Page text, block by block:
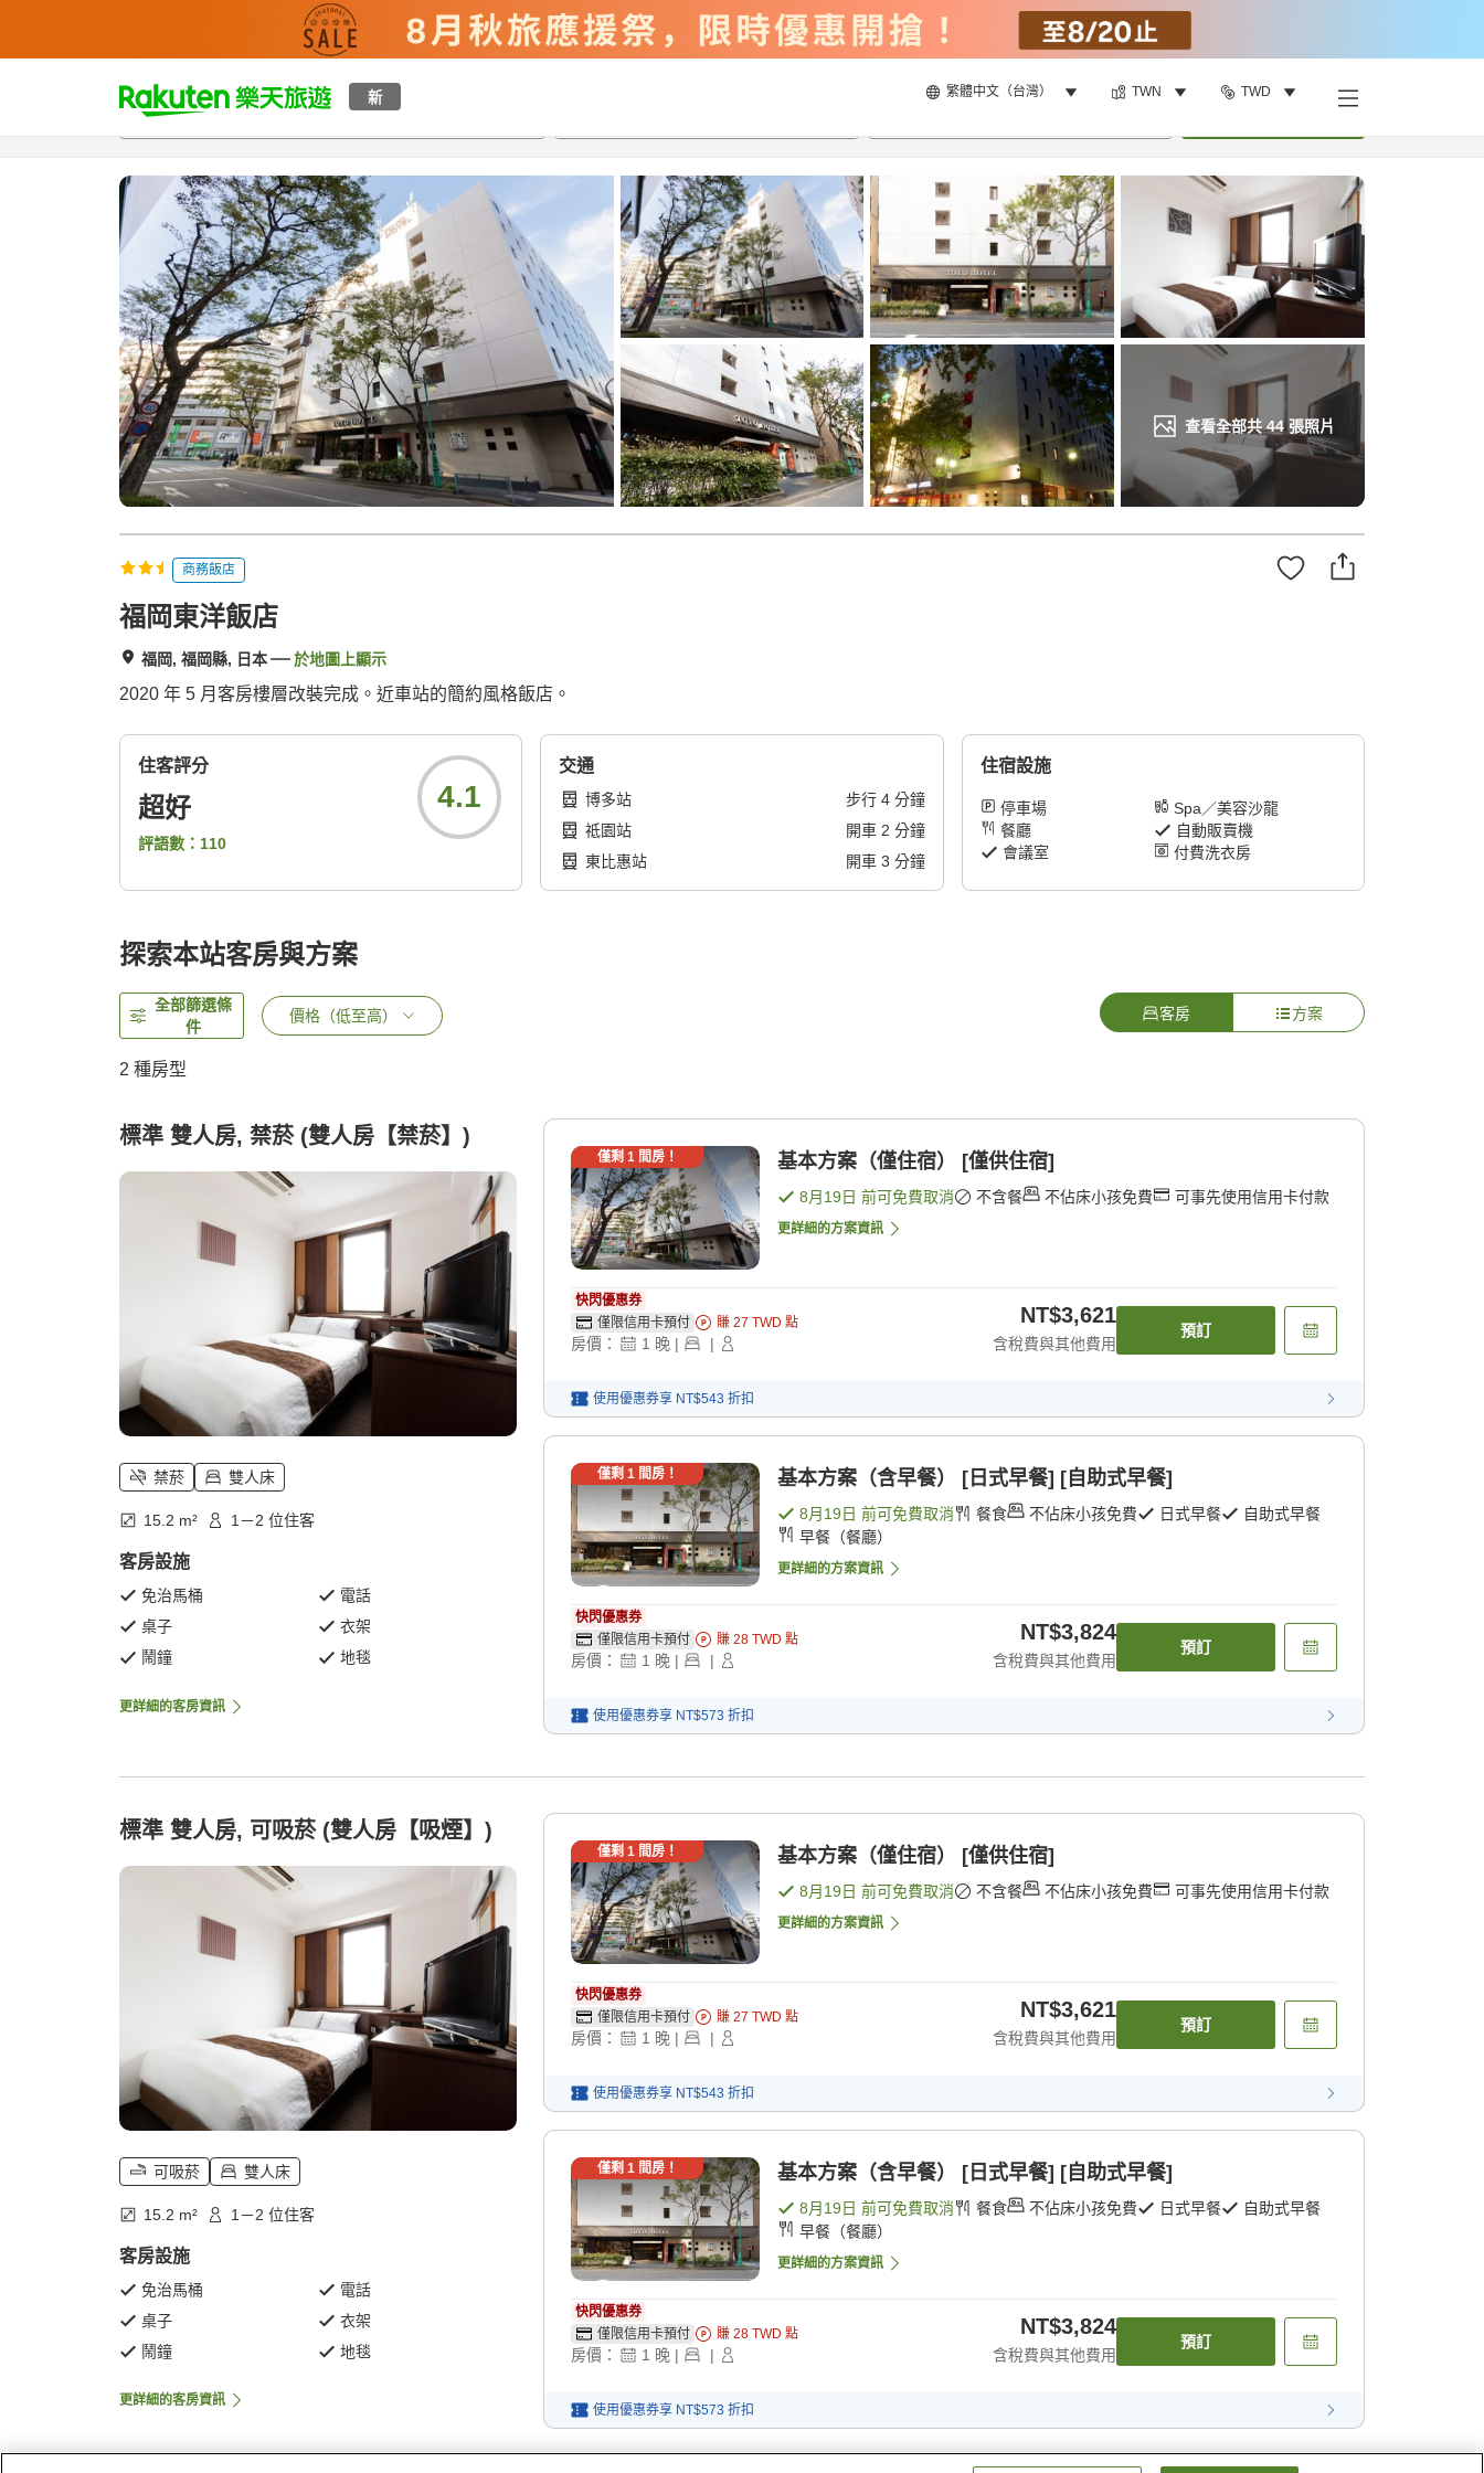
新 繁體中文（台灣） TWN TWD
t
p
a
g
e
_
e
a
r
c
h
查看全部共44張照片
總覽客房與方案評語特點設施
商務飯店
福岡東洋飯店
福岡, 福岡縣, 日本 於地圖上顯示
2020 年 5 月客房樓層改裝完成。近車站的簡約風格飯店。
住客評分
超好
評語數： 110
4.1
交通
博多站 步行 4分鐘
祗園站
開車 2 分鐘
東比惠站
開車 3 分鐘
住宿設施
停車場
Spa／美容沙龍
餐廳
自動販賣機
會議室
付費洗衣房
探索本站客房與方案
全部篩選條
件
價格（低至高） 客房 方案
2 種房型
標準 雙人房, 禁菸 (雙人房【禁菸】)
禁菸 雙人床
15.2 m² 1－2 位住客
客房設施
免治馬桶
電話
桌子
衣架
鬧鐘
地毯
更詳細的客房資訊
僅剩 1間房！ 基本方案（僅住宿） [僅供住宿]
8月19日 前可免費取消 不含餐 不佔床小孩免費 可事先使用信用卡付款
更詳細的方案資訊
快閃優惠券
僅限信用卡預付
賺 27 TWD 點
房價： 1 晚 | |
NT$3,621
含稅費與其他費用
預訂
使用優惠券享 NT$543 折扣
僅剩 1間房！ 基本方案（含早餐） [日式早餐] [自助式早餐]
8月19日 前可免費取消 餐食 不佔床小孩免費 日式早餐
自助式早餐
早餐（餐廳）
更詳細的方案資訊
快閃優惠券
僅限信用卡預付
賺 28 TWD 點
房價： 1 晚 | |
NT$3,824
含稅費與其他費用
預訂
使用優惠券享 NT$573 折扣
標準 雙人房, 可吸菸 (雙人房【吸煙】)
可吸菸 雙人床
15.2 m² 1－2 位住客
客房設施
免治馬桶
電話
桌子
衣架
鬧鐘
地毯
更詳細的客房資訊
僅剩 1 間房！ 基本方案（僅住宿） [僅供住宿]
8月19日 前可免費取消 不含餐 不佔床小孩免費 可事先使用信用卡付款
更詳細的方案資訊
快閃優惠券
僅限信用卡預付
賺 27 TWD 點
房價： 1 晚 | |
NT$3,621
含稅費與其他費用
預訂
使用優惠券享 NT$543 折扣
僅剩 1 間房！ 基本方案（含早餐） [日式早餐] [自助式早餐]
8月19日 前可免費取消 餐食 不佔床小孩免費 日式早餐
自助式早餐
早餐（餐廳）
更詳細的方案資訊
快閃優惠券
僅限信用卡預付
賺 28 TWD 點
房價： 1 晚 | |
NT$3,824
含稅費與其他費用
預訂
使用優惠券享 NT$573 折扣